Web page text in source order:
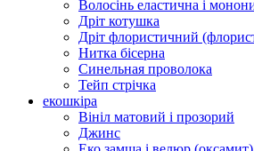
Волосінь еластична і
Дріт котушка
Дріт флористичний
Нитка бісерна
Синельная проволока
Тейп стрічка
екошкіра
Вініл матовий і прозорий
Джинс